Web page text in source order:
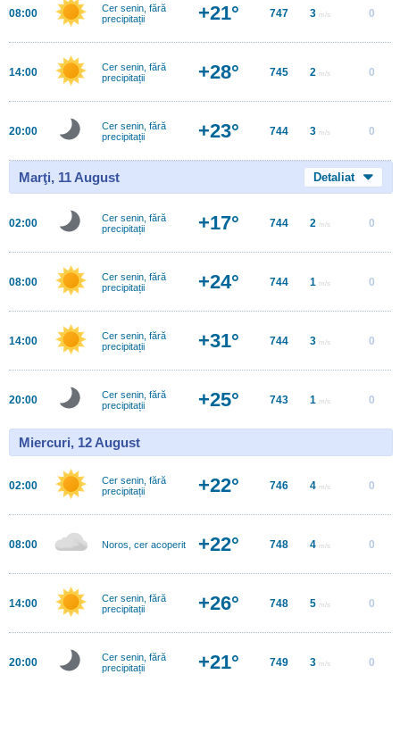
08:00
Cer senin, fără
precipitații
+21° 747 3 m/s 0
14:00
Cer senin, fără
precipitații
+28° 745 2 m/s 0
20:00
Cer senin, fără
precipitații
+23° 744 3 m/s 0
Marţi, 11 August Detaliat
02:00
Cer senin, fără
precipitații
+17° 744 2 m/s 0
08:00
Cer senin, fără
precipitații
+24° 744 1 m/s 0
14:00
Cer senin, fără
precipitații
+31° 744 3 m/s 0
20:00
Cer senin, fără
precipitații
+25° 743 1 m/s 0
Miercuri, 12 August
02:00
Cer senin, fără
precipitații
+22° 746 4 m/s 0
08:00 Noros, cer acoperit +22° 748 4 m/s 0
14:00
Cer senin, fără
precipitații
+26° 748 5 m/s 0
20:00
Cer senin, fără
precipitații
+21° 749 3 m/s 0